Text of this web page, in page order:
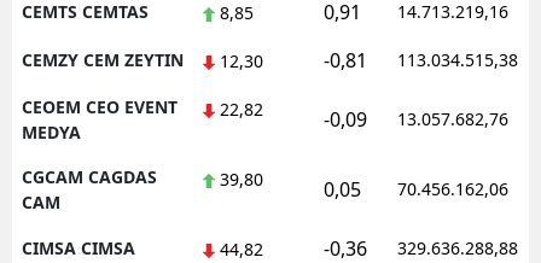
CEMTS CEMTAS 8,85 0,91 14.713.219,16
CEMZY CEM ZEYTIN 12,30 -0,81 113.034.515,38
CEOEM CEO EVENT
MEDYA
22,82 -0,09 13.057.682,76
CGCAM CAGDAS
CAM
39,80 0,05 70.456.162,06
CIMSA CIMSA 44,82 -0,36 329.636.288,88